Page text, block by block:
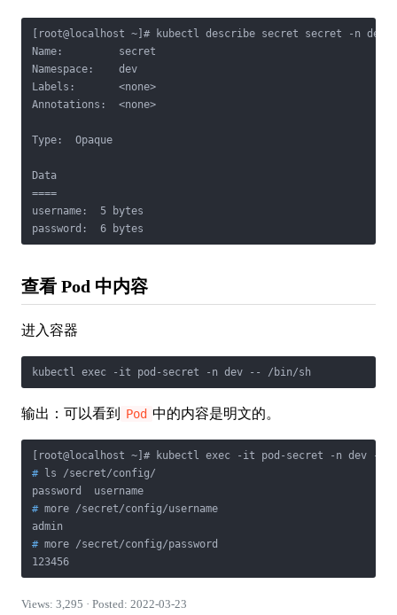
[root@localhost ~]# kubectl describe secret secret -n dev
Name:         secret
Namespace:    dev
Labels:       <none>
Annotations:  <none>
Type:  Opaque
Data
====
username:  5 bytes
password:  6 bytes
查看 Pod 中内容
进入容器
kubectl exec -it pod-secret -n dev -- /bin/sh
输出：可以看到 Pod 中的内容是明文的。
# ls /secret/config/
# more /secret/config/username
# more /secret/config/password
123456
Views: 3,295 · Posted: 2022-03-23